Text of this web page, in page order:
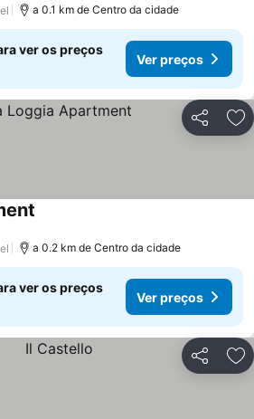
a 0.1 km de Centro da cidade
ver os preços
Ver preços
Partilhar
a 0.2 km de Centro da cidade
ver os preços
Ver preços
Partilhar